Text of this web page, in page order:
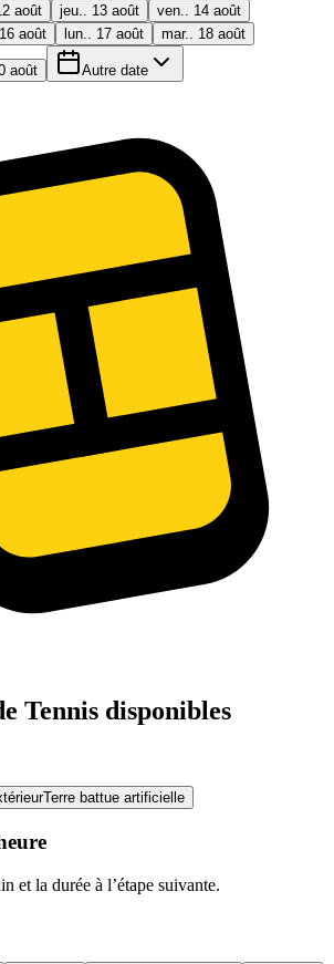
août jeu.. 13 août
ven.. 14 août
août lun.. 17 août mar.. 18 août
août Autre date
Tennis disponibles
Terre battue artificielle
et la durée à l’étape suivante.